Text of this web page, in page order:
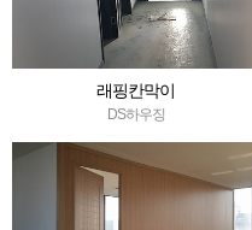
래핑칸막이
DS하우징